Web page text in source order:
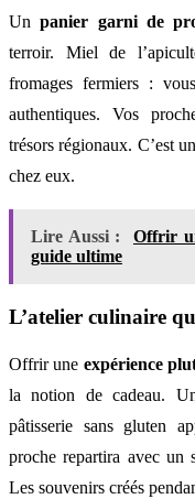
Unpanier garni de
terroir. Miel de
fromages fermiers :
authentiques. Vos
trésors régionaux. C’est
chez eux.
Lire Aussi :
Offrir
guide ultime
L’atelier culinaire
Offrir une expérience
la notion de cadeau.
pâtisserie sans gluten
proche repartira avec un
Les souvenirs créés